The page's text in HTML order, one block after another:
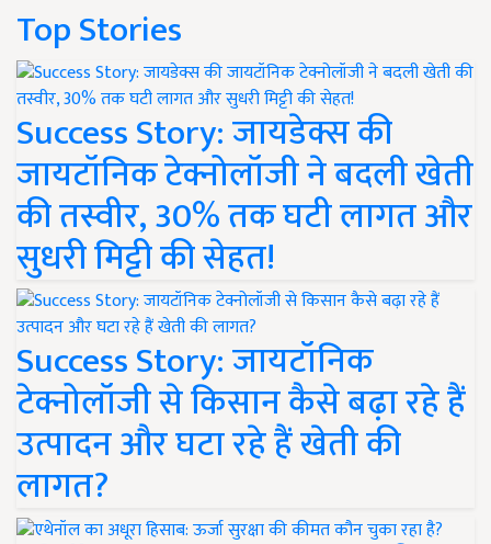
Top Stories
Success Story: जायडेक्स की
जायटॉनिक टेक्नोलॉजी ने बदली खेती
की तस्वीर, 30% तक घटी लागत और
सुधरी मिट्टी की सेहत!
Success Story: जायटॉनिक
टेक्नोलॉजी से किसान कैसे बढ़ा रहे हैं
उत्पादन और घटा रहे हैं खेती की
लागत?